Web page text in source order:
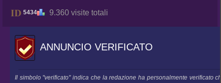
5434 9.360 visite totali
ANNUNCIO VERIFICATO
Il simbolo "verificato" indica che la redazione ha personalmente verificato